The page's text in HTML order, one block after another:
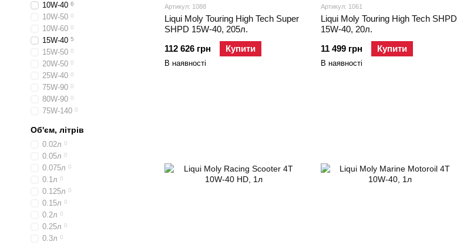
Артикул: 1088
Liqui Moly Touring High Tech Super
SHPD 15W-40, 205л.
112 626 грн
Купити
В наявності
Артикул: 1061
Liqui Moly Touring High Tech SHPD
15W-40, 20л.
11 499 грн
Купити
В наявності
10W-40 6
10W-50 0
10W-60 0
15W-40 5
15W-50 0
20W-50 0
25W-40 0
75W-90 0
80W-90 0
75W-140 0
Об'єм, літрів
0.02л 0
0.05л 0
0.075л 0
0.1л 0
0.125л 0
0.15л 0
0.2л 0
0.25л 0
0.3л 0